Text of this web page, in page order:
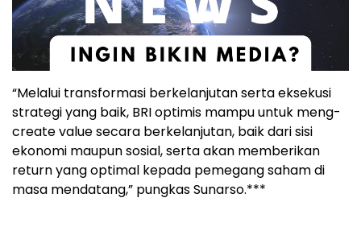
“Melalui transformasi berkelanjutan serta eksekusi
strategi yang baik, BRI optimis mampu untuk meng-
create value secara berkelanjutan, baik dari sisi
ekonomi maupun sosial, serta akan memberikan
return yang optimal kepada pemegang saham di
masa mendatang,” pungkas Sunarso.***